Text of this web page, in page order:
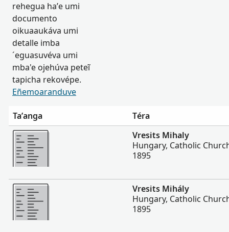
rehegua ha’e umi
documento
oikuaaukáva umi
detalle imba
´eguasuvéva umi
mba'e ojehúva peteĩ
tapicha rekovépe.
Eñemoaranduve
Ta’anga
Téra
Hetave
Vresits Mihaly
Hungary, Catholic
1895
Hetave
Vresits Mihály
Hungary, Catholic
1895